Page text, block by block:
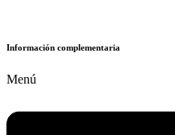
Información complementaria
Menú